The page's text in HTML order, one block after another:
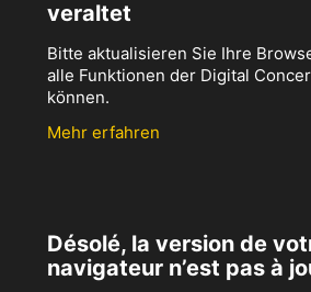
veraltet
Bitte aktualisieren Sie Ihre
alle Funktionen der Digital
können.
Mehr erfahren
Désolé, la version de
navigateur n’est pas à